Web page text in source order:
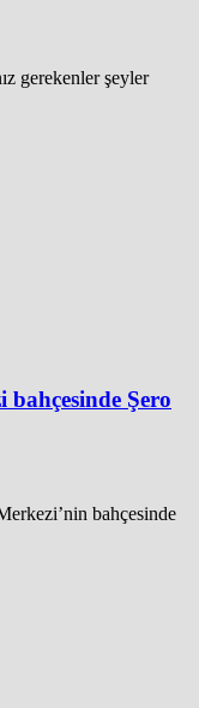
gerekenler şeyler
Şero
bahçesinde